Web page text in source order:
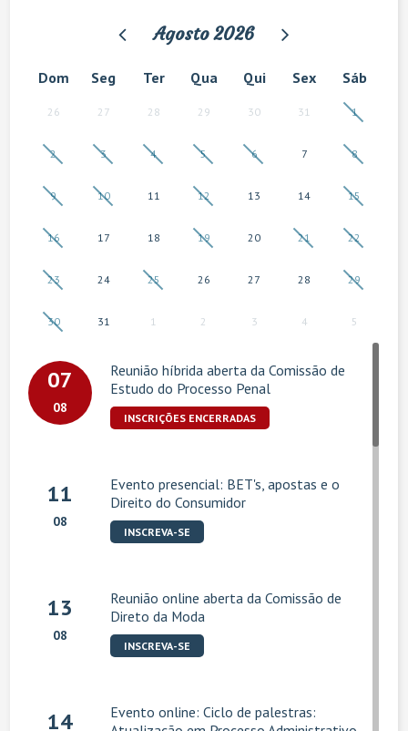
07
08
Reunião híbrida aberta da Comissão de
Estudo do Processo Penal
INSCRIÇÕES ENCERRADAS
11
08
Evento presencial: BET's, apostas e o
Direito do Consumidor
INSCREVA-SE
13
08
Reunião online aberta da Comissão de
Direto da Moda
INSCREVA-SE
14
Evento online: Ciclo de palestras: